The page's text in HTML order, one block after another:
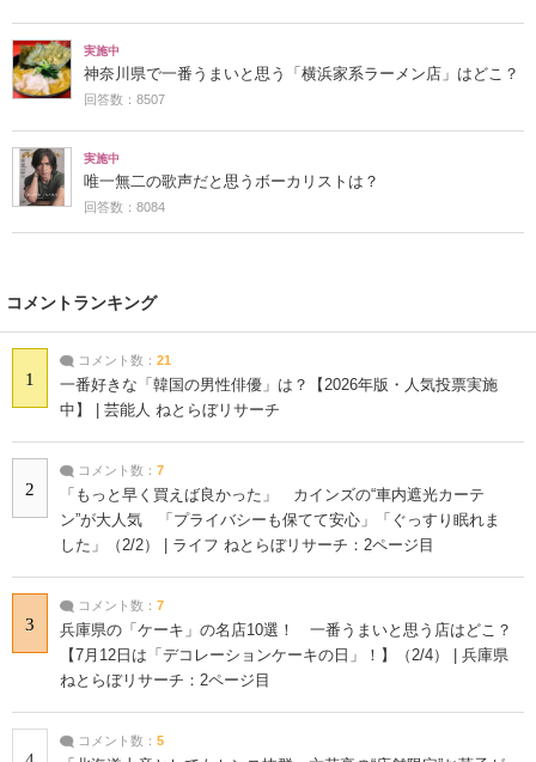
実施中
神奈川県で一番うまいと思う「横浜家系ラーメン店」はどこ？
回答数：8507
実施中
唯一無二の歌声だと思うボーカリストは？
回答数：8084
コメントランキング
1
コメント数： 21
一番好きな「韓国の男性俳優」は？【2026年版・人気投票実施
中】 | 芸能人 ねとらぼリサーチ
2
コメント数： 7
「もっと早く買えば良かった」 カインズの“車内遮光カーテ
ン”が大人気 「プライバシーも保てて安心」「ぐっすり眠れま
した」（2/2） | ライフ ねとらぼリサーチ：2ページ目
3
コメント数： 7
兵庫県の「ケーキ」の名店10選！ 一番うまいと思う店はどこ？
【7月12日は「デコレーションケーキの日」！】（2/4） | 兵庫県
ねとらぼリサーチ：2ページ目
コメント数： 5